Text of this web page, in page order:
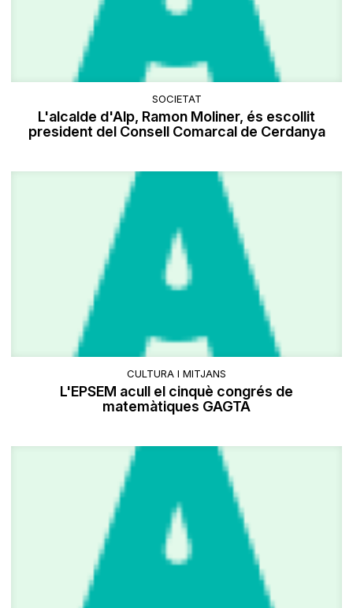
SOCIETAT
L'alcalde d'Alp, Ramon Moliner, és escollit
president del Consell Comarcal de Cerdanya
CULTURA I MITJANS
L'EPSEM acull el cinquè congrés de
matemàtiques GAGTA